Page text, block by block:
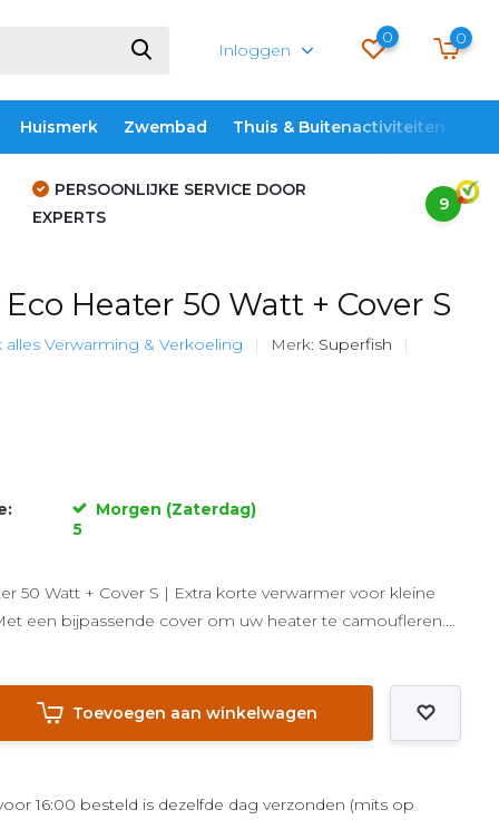
Inloggen
0 0
Huismerk Zwembad Thuis & Buitenactiviteiten
PERSOONLIJKE SERVICE DOOR
EXPERTS
9
Eco Heater 50 Watt + Cover S
alles Verwarming & Verkoeling Merk: Superfish
Morgen (Zaterdag)
5
50 Watt + Cover S | Extra korte verwarmer voor kleine
een bijpassende cover om uw heater te camoufleren....
Toevoegen aan winkelwagen
16:00 besteld is dezelfde dag verzonden (mits op